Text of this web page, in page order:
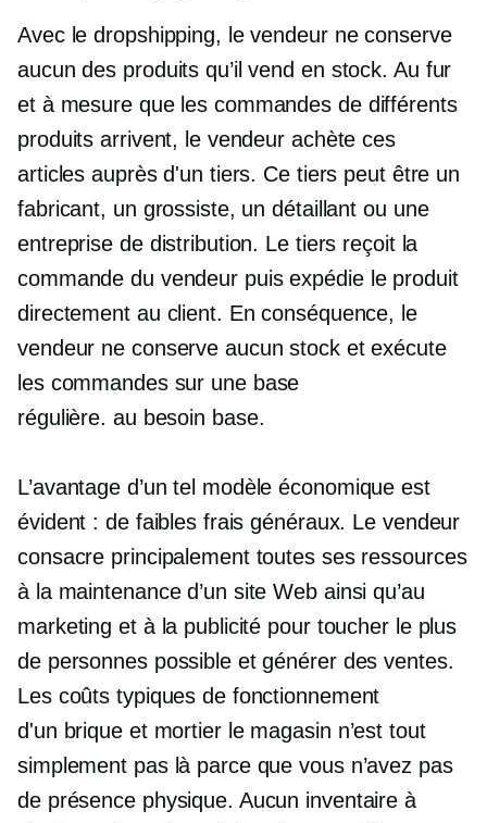
Avec le dropshipping, le vendeur ne conserve
aucun des produits qu’il vend en stock. Au fur
et à mesure que les commandes de différents
produits arrivent, le vendeur achète ces
articles auprès d'un tiers. Ce tiers peut être un
fabricant, un grossiste, un détaillant ou une
entreprise de distribution. Le tiers reçoit la
commande du vendeur puis expédie le produit
directement au client. En conséquence, le
vendeur ne conserve aucun stock et exécute
les commandes sur une base
régulière. au besoin base.
L’avantage d’un tel modèle économique est
évident : de faibles frais généraux. Le vendeur
consacre principalement toutes ses ressources
à la maintenance d’un site Web ainsi qu’au
marketing et à la publicité pour toucher le plus
de personnes possible et générer des ventes.
Les coûts typiques de fonctionnement
d'un brique et mortierle magasin n’est tout
simplement pas là parce que vous n’avez pas
de présence physique. Aucun inventaire à